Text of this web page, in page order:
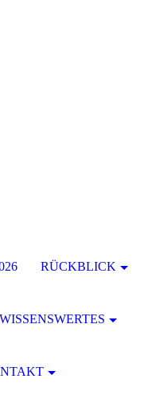
RÜCKBLICK
WISSENSWERTES